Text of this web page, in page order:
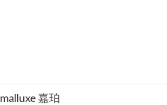
malluxe 嘉珀